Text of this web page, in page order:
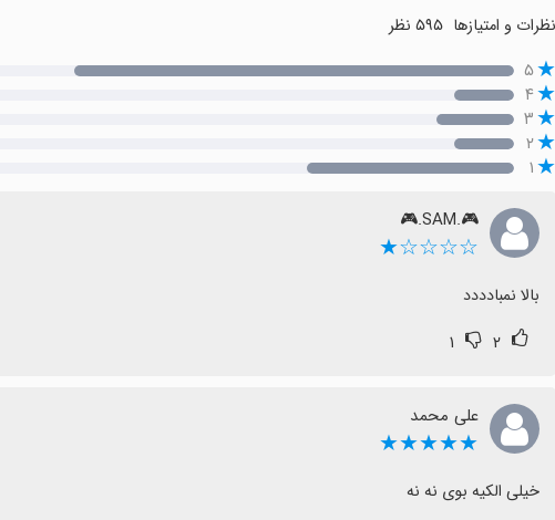
نظرات و امتیازها ۵۹۵ نظر
۵
۴
۳
۲
۱
🎮.SAM.🎮
☆☆☆☆★
بالا نمبادددد
۲ ۱
علی محمد
★★★★★
خیلی الکیه بوی نه نه